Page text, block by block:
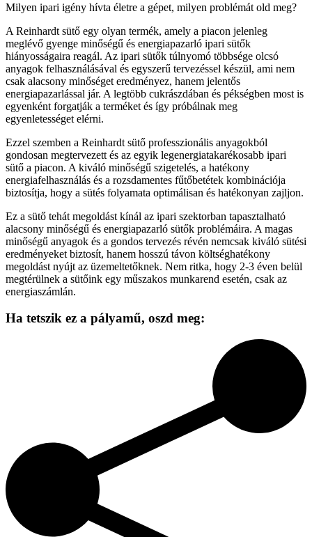
Milyen ipari igény hívta életre a gépet, milyen problémát old meg?
A Reinhardt sütő egy olyan termék, amely a piacon jelenleg
meglévő gyenge minőségű és energiapazarló ipari sütők
hiányosságaira reagál. Az ipari sütők túlnyomó többsége olcsó
anyagok felhasználásával és egyszerű tervezéssel készül, ami nem
csak alacsony minőséget eredményez, hanem jelentős
energiapazarlással jár. A legtöbb cukrászdában és pékségben most is
egyenként forgatják a terméket és így próbálnak meg
egyenletességet elérni.
Ezzel szemben a Reinhardt sütő professzionális anyagokból
gondosan megtervezett és az egyik legenergiatakarékosabb ipari
sütő a piacon. A kiváló minőségű szigetelés, a hatékony
energiafelhasználás és a rozsdamentes fűtőbetétek kombinációja
biztosítja, hogy a sütés folyamata optimálisan és hatékonyan zajljon.
Ez a sütő tehát megoldást kínál az ipari szektorban tapasztalható
alacsony minőségű és energiapazarló sütők problémáira. A magas
minőségű anyagok és a gondos tervezés révén nemcsak kiváló sütési
eredményeket biztosít, hanem hosszú távon költséghatékony
megoldást nyújt az üzemeltetőknek. Nem ritka, hogy 2-3 éven belül
megtérülnek a sütőink egy műszakos munkarend esetén, csak az
energiaszámlán.
Ha tetszik ez a pályamű, oszd meg: